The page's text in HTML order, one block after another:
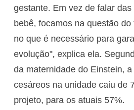
gestante. Em vez de falar
bebê, focamos na questão
no que é necessário para
evolução", explica ela.
da maternidade do Einstein,
cesáreos na unidade caiu de
projeto, para os atuais 57%.